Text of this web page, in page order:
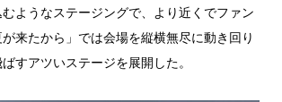
ようなステージングで、より近くでファン
来たから」では会場を縦横無尽に動き回り
すアツいステージを展開した。